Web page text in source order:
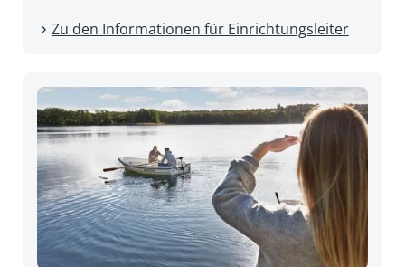
Zu den Informationen für Einrichtungsleiter